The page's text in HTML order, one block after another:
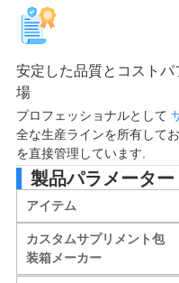
安定した品質とコスト
場
プロフェッショナルとして
全な生産ラインを所有して
を直接管理しています.
製品パラメーター
アイテム
カスタムサプリメント包
装箱メーカー